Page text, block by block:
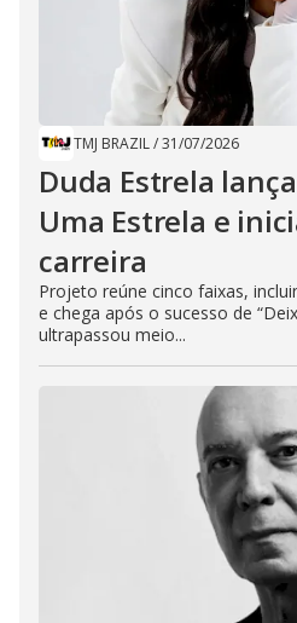
TMJ BRAZIL/31/07/2026
Duda Estrela
Uma Estrela e
carreira
Projeto reúne cinco faixas,
e chega após o sucesso de
ultrapassou meio...